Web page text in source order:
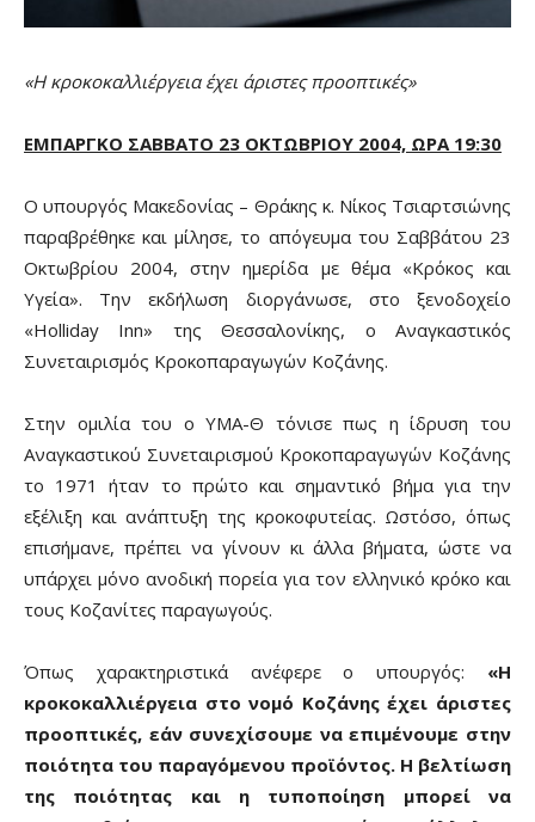
«Η κροκοκαλλιέργεια έχει άριστες προοπτικές»
ΕΜΠΑΡΓΚΟ ΣΑΒΒΑΤΟ 23 ΟΚΤΩΒΡΙΟΥ 2004, ΩΡΑ 19:30
Ο υπουργός Μακεδονίας – Θράκης κ. Νίκος Τσιαρτσιώνης
παραβρέθηκε και μίλησε, το απόγευμα του Σαββάτου 23
Οκτωβρίου 2004, στην ημερίδα με θέμα «Κρόκος και
Υγεία». Την εκδήλωση διοργάνωσε, στο ξενοδοχείο
«Holliday Inn» της Θεσσαλονίκης, ο Αναγκαστικός
Συνεταιρισμός Κροκοπαραγωγών Κοζάνης.
Στην ομιλία του ο ΥΜΑ-Θ τόνισε πως η ίδρυση του
Αναγκαστικού Συνεταιρισμού Κροκοπαραγωγών Κοζάνης
το 1971 ήταν το πρώτο και σημαντικό βήμα για την
εξέλιξη και ανάπτυξη της κροκοφυτείας. Ωστόσο, όπως
επισήμανε, πρέπει να γίνουν κι άλλα βήματα, ώστε να
υπάρχει μόνο ανοδική πορεία για τον ελληνικό κρόκο και
τους Κοζανίτες παραγωγούς.
Όπως χαρακτηριστικά ανέφερε ο υπουργός: «Η
κροκοκαλλιέργεια στο νομό Κοζάνης έχει άριστες
προοπτικές, εάν συνεχίσουμε να επιμένουμε στην
ποιότητα του παραγόμενου προϊόντος. Η βελτίωση
της ποιότητας και η τυποποίηση μπορεί να